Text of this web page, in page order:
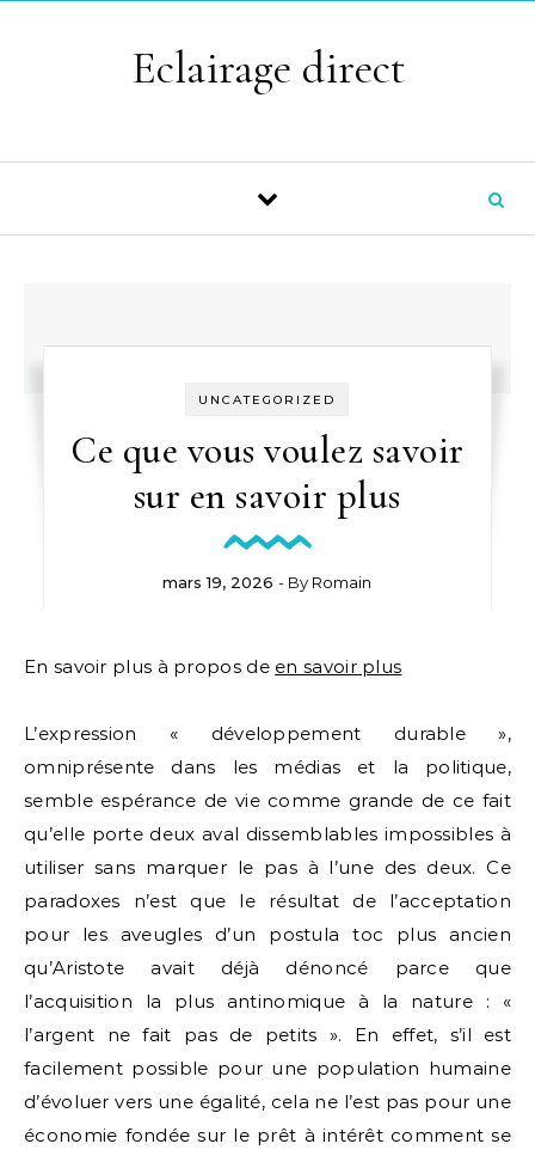
Eclairage direct
UNCATEGORIZED
Ce que vous voulez savoir
sur en savoir plus
mars 19, 2026 - By Romain
En savoir plus à propos de en savoir plus
L’expression « développement durable »,
omniprésente dans les médias et la politique,
semble espérance de vie comme grande de ce fait
qu’elle porte deux aval dissemblables impossibles à
utiliser sans marquer le pas à l’une des deux. Ce
paradoxes n’est que le résultat de l’acceptation
pour les aveugles d’un postula toc plus ancien
qu’Aristote avait déjà dénoncé parce que
l’acquisition la plus antinomique à la nature : «
l’argent ne fait pas de petits ». En effet, s’il est
facilement possible pour une population humaine
d’évoluer vers une égalité, cela ne l’est pas pour une
économie fondée sur le prêt à intérêt comment se